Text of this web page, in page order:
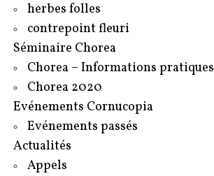
herbes folles
contrepoint fleuri
Séminaire Chorea
Chorea – Informations pratiques
Chorea 2020
Evénements Cornucopia
Evénements passés
Actualités
Appels